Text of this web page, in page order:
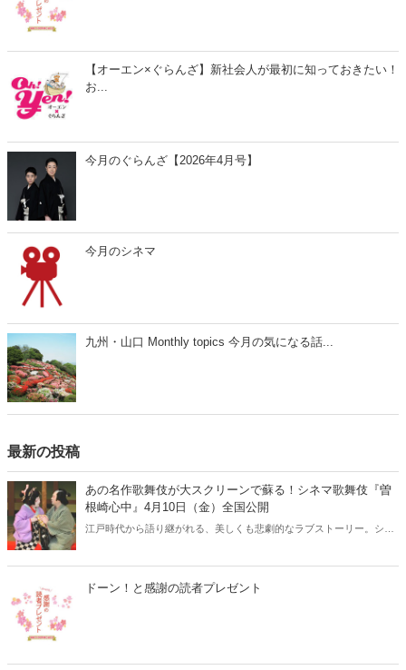
【オーエン×ぐらんざ】新社会人が最初に知っておきたい！
お...
今月のぐらんざ【2026年4月号】
今月のシネマ
九州・山口 Monthly topics 今月の気になる話...
最新の投稿
あの名作歌舞伎が大スクリーンで蘇る！シネマ歌舞伎『曽
根崎心中』4月10日（金）全国公開
江戸時代から語り継がれる、美しくも悲劇的なラブストーリー。シネ
中村鴈治郎による珠玉の舞台を、映画館の大スクリーンで堪能できる
貴重な機会です。さらに、話題となった映画『国宝』でも注目を集め
ドーン！と感謝の読者プレゼント